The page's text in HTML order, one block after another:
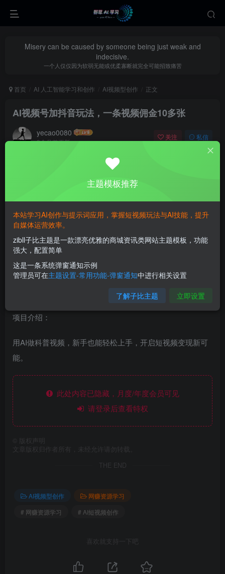
Misery can be caused by someone being just weak and
indecisive.
一个人仅仅因为软弱无能或优柔寡断就完全可能招致痛苦
首页 AI 人工智能学习和创作 AI视频型创作 正文
AI视频号加抖音玩法，一条视频佣金10多张
yecao0080
8个月前更新
关注 私信
项目介绍：
用AI做科普视频，新手也能轻松上手，开启短视频变现新可
能。
此处内容已隐藏，月度/年度会员可见
请登录后查看特权
版权声明
文章版权归作者所有，未经允许请勿转载。
THE END
AI视频型创作
网赚资源学习
# 网赚资源学习
# AI短视频创作
喜欢就支持一下吧
主题模板推荐
本站学习AI创作与提示词应用，掌握短视频玩法与AI技能，提升
自媒体运营效率。
zibll子比主题是一款漂亮优雅的商城资讯类网站主题模板，功能
强大，配置简单
这是一条系统弹窗通知示例
管理员可在主题设置-常用功能-弹窗通知中进行相关设置
了解子比主题 立即设置